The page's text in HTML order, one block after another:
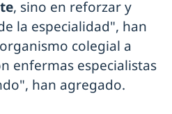
, sino en reforzar y
la especialidad", han
colegial a
enfermas especialistas
han agregado.